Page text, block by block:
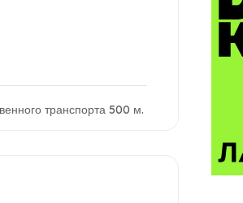
транспорта 500 м.